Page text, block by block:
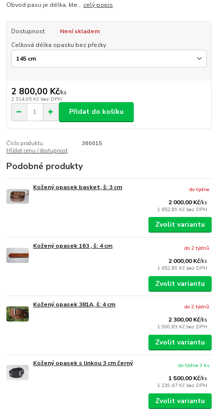
Obvod pasu je délka, kte... celý popis
Dostupnost
Není skladem
Celková délka opasku bez přezky
2 800,00 Kč/ks
2 314,05 Kč bez DPH
Přidat do košíku
Číslo produktu:
360015
Hlídat cenu / dostupnost
Podobné produkty
Kožený opasek basket, š: 3 cm
2 000,00 Kč/ks
1 652,89 Kč bez DPH
do týdne
Zvolit variantu
Kožený opasek 163 , š: 4 cm
2 000,00 Kč/ks
1 652,89 Kč bez DPH
do 2 týdnů
Zvolit variantu
Kožený opasek 381A, š: 4 cm
2 300,00 Kč/ks
1 900,83 Kč bez DPH
do 2 týdnů
Zvolit variantu
Kožený opasek s linkou 3 cm černý
1 500,00 Kč/ks
1 239,67 Kč bez DPH
do týdne 3 ks
Zvolit variantu